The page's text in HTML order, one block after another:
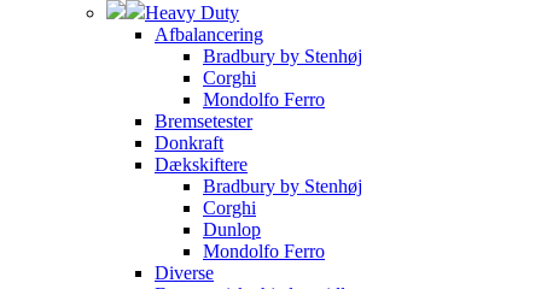
Heavy Duty
Afbalancering
Bradbury by Stenhøj
Corghi
Mondolfo Ferro
Bremsetester
Donkraft
Dækskiftere
Bradbury by Stenhøj
Corghi
Dunlop
Mondolfo Ferro
Diverse